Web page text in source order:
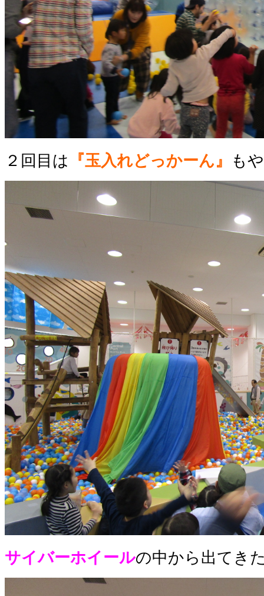
２回目は 『玉入れどっかーん』 も
サイバーホイールの中から出てき